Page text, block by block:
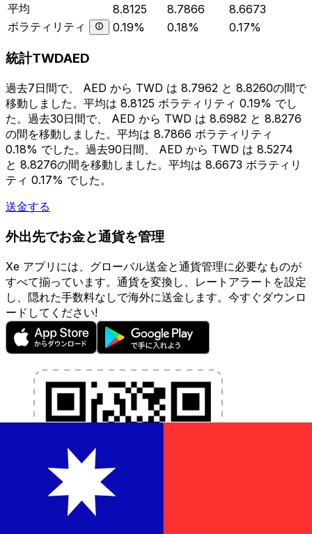
平均
8.8125 8.7866
8.6673
ボラティリティ
0.19% 0.18% 0.17%
統計TWDAED
過去7日間で、 AED から TWD は 8.7962 と 8.8260の間で
移動しました。平均は 8.8125 ボラティリティ 0.19% でし
た。過去30日間で、 AED から TWD は 8.6982 と 8.8276
の間を移動しました。平均は 8.7866 ボラティリティ
0.18% でした。過去90日間、 AED から TWD は 8.5274
と 8.8276の間を移動しました。平均は 8.6673 ボラティリ
ティ 0.17% でした。
送金する
外出先でお金と通貨を管理
Xe アプリには、グローバル送金と通貨管理に必要なものが
すべて揃っています。通貨を変換し、レートアラートを設定
し、隠れた手数料なしで海外に送金します。今すぐダウンロ
ードしてください!